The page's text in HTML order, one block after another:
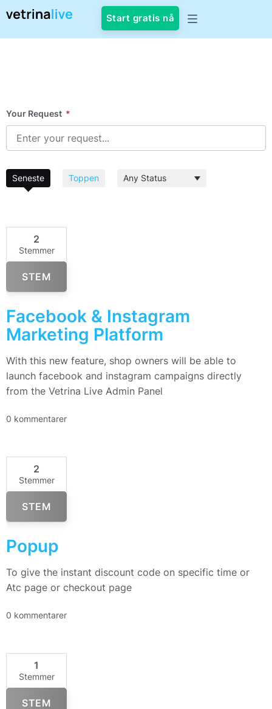
Start gratis nå
Your Request *
Seneste Toppen
2
Stemmer
STEM
Facebook & Instagram
Marketing Platform
With this new feature, shop owners will be able to
launch facebook and instagram campaigns directly
from the Vetrina Live Admin Panel
0 kommentarer
2
Stemmer
STEM
Popup
To give the instant discount code on specific time or
Atc page or checkout page
0 kommentarer
1
Stemmer
STEM